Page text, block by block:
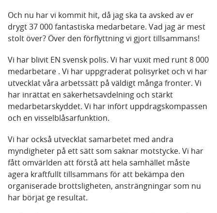
Och nu har vi kommit hit, då jag ska ta avsked av er
drygt 37 000 fantastiska medarbetare. Vad jag är mest
stolt över? Över den förflyttning vi gjort tillsammans!
Vi har blivit EN svensk polis. Vi har vuxit med runt 8 000
medarbetare . Vi har uppgraderat polisyrket och vi har
utvecklat våra arbetssätt på väldigt många fronter. Vi
har inrättat en säkerhetsavdelning och stärkt
medarbetarskyddet. Vi har infört uppdragskompassen
och en visselblåsarfunktion.
Vi har också utvecklat samarbetet med andra
myndigheter på ett sätt som saknar motstycke. Vi har
fått omvärlden att förstå att hela samhället måste
agera kraftfullt tillsammans för att bekämpa den
organiserade brottsligheten, ansträngningar som nu
har börjat ge resultat.